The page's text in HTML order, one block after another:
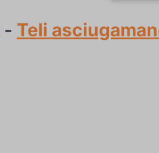
- Teli